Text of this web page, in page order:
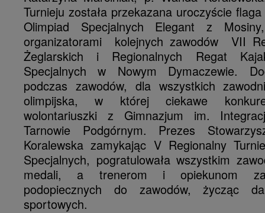
Turnieju została przekazana uroczyście
Olimpiad Specjalnych Elegant z
organizatorami kolejnych zawodów VII
Żeglarskich i Regionalnych Regat
Specjalnych w Nowym Dymaczewie.
podczas zawodów, dla wszystkich
olimpijska, w której ciekawe
wolontariuszki z Gimnazjum im.
Tarnowie Podgórnym. Prezes
Koralewska zamykając V Regionalny
Specjalnych, pogratulowała wszystkim
medali, a trenerom i opiekunom za
podopiecznych do zawodów, życząc
sportowych.